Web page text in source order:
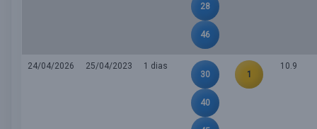
28
46
24/04/2026 25/04/2023
1 dias
30
40
1
10.9